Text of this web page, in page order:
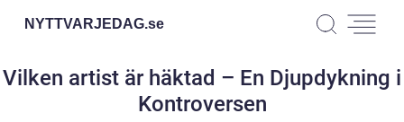
NYTTVARJEDAG.se
Vilken artist är häktad – En Djupdykning i
Kontroversen